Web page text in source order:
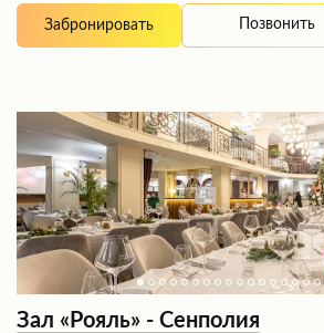
Забронировать Позвонить
Зал «Рояль» - Сенполия